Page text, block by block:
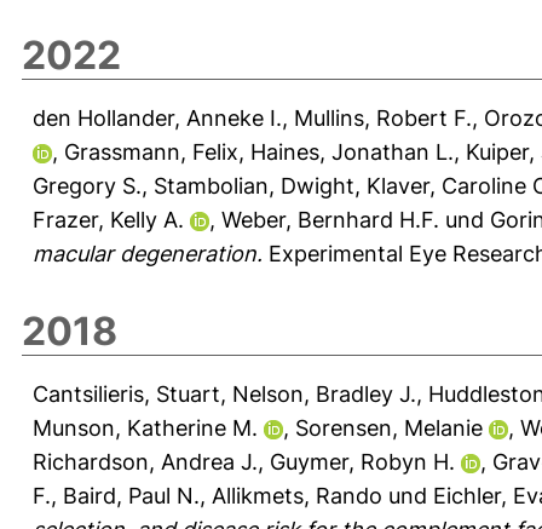
2022
den Hollander, Anneke I., Mullins, Robert F.,
, Grassmann, Felix, Haines, Jonathan L., Kuiper,
Gregory S., Stambolian, Dwight, Klaver, Caroline
Frazer, Kelly A.
, Weber, Bernhard H.F. und
macular degeneration. Experimental Eye
2018
Cantsilieris, Stuart, Nelson, Bradley J.,
Munson, Katherine M.
, Sorensen, Melanie ,
Richardson, Andrea J., Guymer, Robyn H. ,
F., Baird, Paul N., Allikmets, Rando und Eichler,